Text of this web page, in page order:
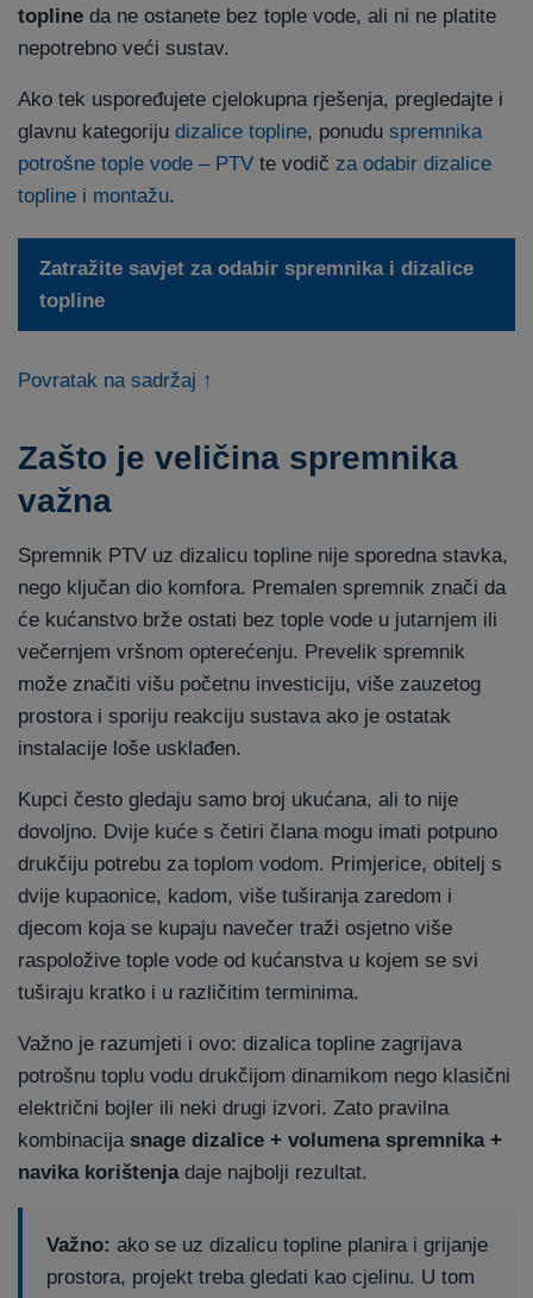
topline da ne ostanete bez tople vode, ali ni ne platite
nepotrebno veći sustav.
Ako tek uspoređujete cjelokupna rješenja, pregledajte i
glavnu kategoriju dizalice topline, ponudu spremnika
potrošne tople vode – PTV te vodič za odabir dizalice
topline i montažu.
Zatražite savjet za odabir spremnika i dizalice
topline
Povratak na sadržaj ↑
Zašto je veličina spremnika
važna
Spremnik PTV uz dizalicu topline nije sporedna stavka,
nego ključan dio komfora. Premalen spremnik znači da
će kućanstvo brže ostati bez tople vode u jutarnjem ili
večernjem vršnom opterećenju. Prevelik spremnik
može značiti višu početnu investiciju, više zauzetog
prostora i sporiju reakciju sustava ako je ostatak
instalacije loše usklađen.
Kupci često gledaju samo broj ukućana, ali to nije
dovoljno. Dvije kuće s četiri člana mogu imati potpuno
drukčiju potrebu za toplom vodom. Primjerice, obitelj s
dvije kupaonice, kadom, više tuširanja zaredom i
djecom koja se kupaju navečer traži osjetno više
raspoložive tople vode od kućanstva u kojem se svi
tuširaju kratko i u različitim terminima.
Važno je razumjeti i ovo: dizalica topline zagrijava
potrošnu toplu vodu drukčijom dinamikom nego klasični
električni bojler ili neki drugi izvori. Zato pravilna
kombinacija snage dizalice + volumena spremnika +
navika korištenjadaje najbolji rezultat.
Važno: ako se uz dizalicu topline planira i grijanje
prostora, projekt treba gledati kao cjelinu. U tom